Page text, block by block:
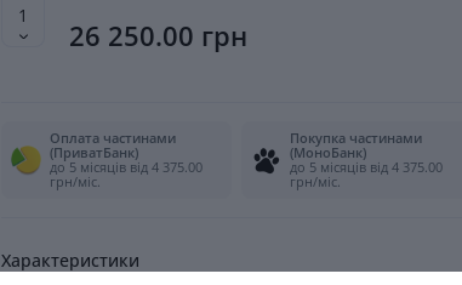
26 250.00 грн
Оплата частинами
(ПриватБанк)
до 5 місяців від 4 375.00
грн/міс.
Покупка частинами
(МоноБанк)
до 5 місяців від 4 375.00
грн/міс.
Характеристики